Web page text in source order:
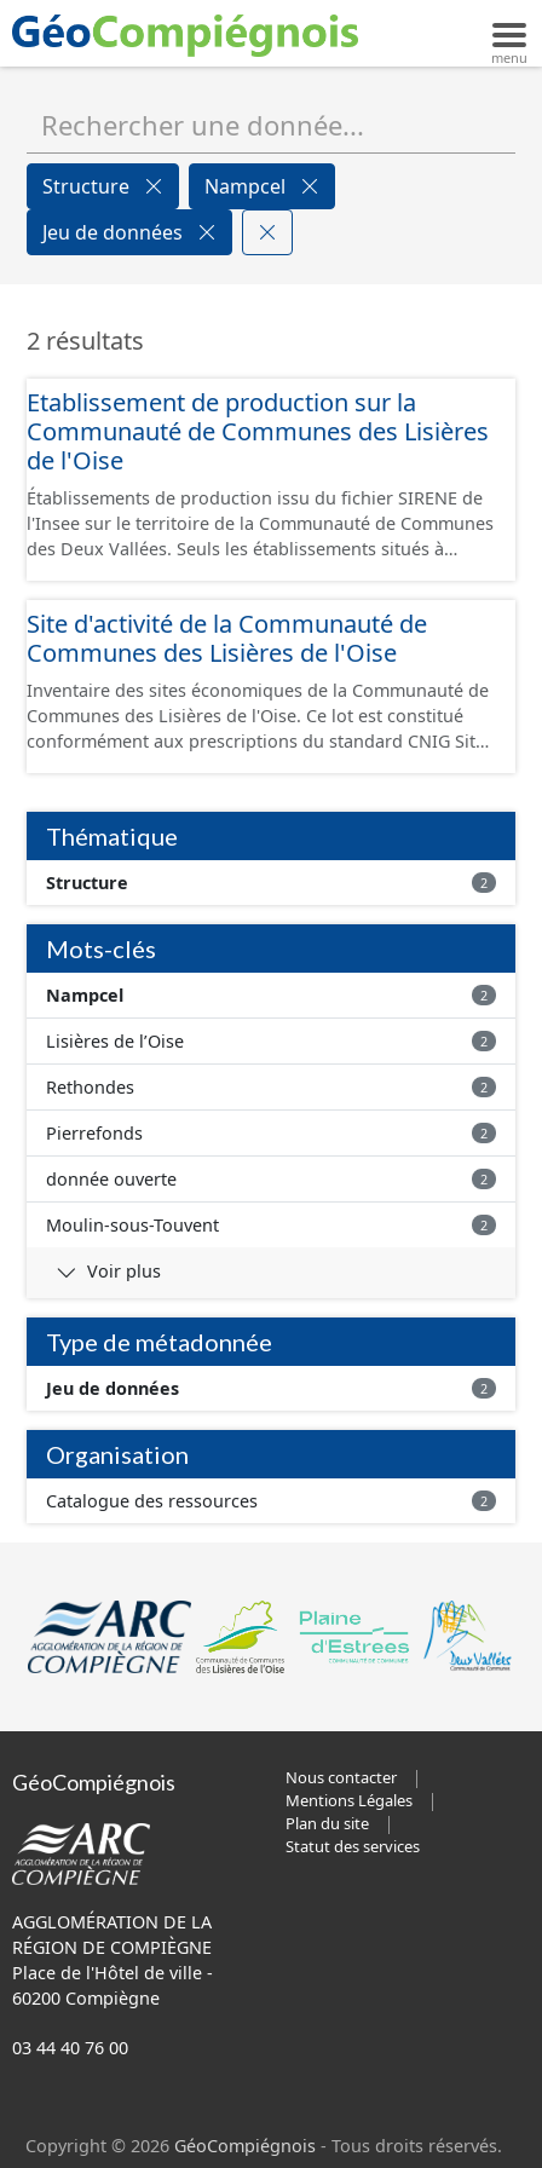
Structure
Nampcel
Jeu de données
2 résultats
Etablissement de production sur la
Communauté de Communes des Lisières
de l'Oise
Établissements de production issu du fichier SIRENE de
l'Insee sur le territoire de la Communauté de Communes
des Deux Vallées. Seuls les établissements situés à
conformément aux prescriptions du standard CNIG Sites
Économiques. Ce lot ne contient pas la référence aux
delà des prescriptions du CNIG se limitant aux SCI.
Site d'activité de la Communauté de
Communes des Lisières de l'Oise
Inventaire des sites économiques de la Communauté de
Communes des Lisières de l'Oise. Ce lot est constitué
conformément aux prescriptions du standard CNIG Sites
Thématique
Structure 2
Mots-clés
Nampcel 2
Lisières de l’Oise 2
Rethondes 2
Pierrefonds 2
donnée ouverte 2
Moulin-sous-Touvent 2
Voir plus
Type de métadonnée
Jeu de données 2
Organisation
Catalogue des ressources 2
GéoCompiégnois
AGGLOMÉRATION DE LA
RÉGION DE COMPIÈGNE
Place de l'Hôtel de ville -
60200 Compiègne
03 44 40 76 00
Nous contacter
Mentions Légales
Plan du site
Statut des services
Copyright © 2026 GéoCompiégnois - Tous droits réservés.